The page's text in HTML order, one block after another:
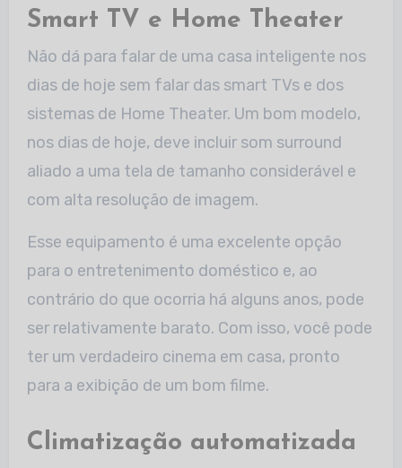
Smart TV e Home Theater
Não dá para falar de uma casa inteligente nos
dias de hoje sem falar das smart TVs e dos
sistemas de Home Theater. Um bom modelo,
nos dias de hoje, deve incluir som surround
aliado a uma tela de tamanho considerável e
com alta resolução de imagem.
Esse equipamento é uma excelente opção
para o entretenimento doméstico e, ao
contrário do que ocorria há alguns anos, pode
ser relativamente barato. Com isso, você pode
ter um verdadeiro cinema em casa, pronto
para a exibição de um bom filme.
Climatização automatizada